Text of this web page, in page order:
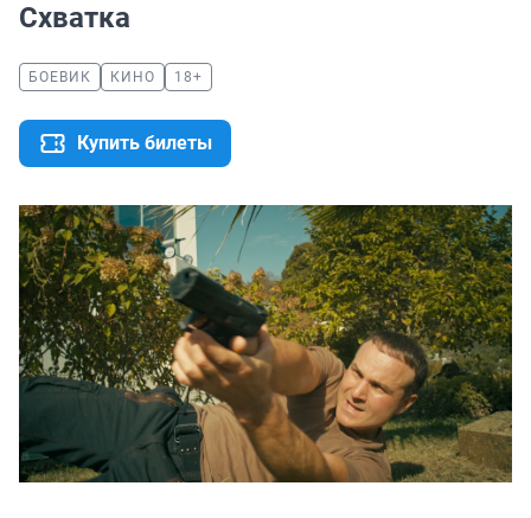
Схватка
БОЕВИК КИНО 18+
Купить билеты